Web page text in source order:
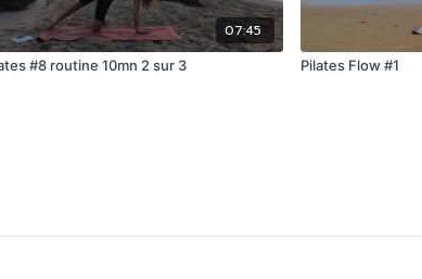
07:45
#8 routine 10mn 2 sur 3 Pilates Flow #1